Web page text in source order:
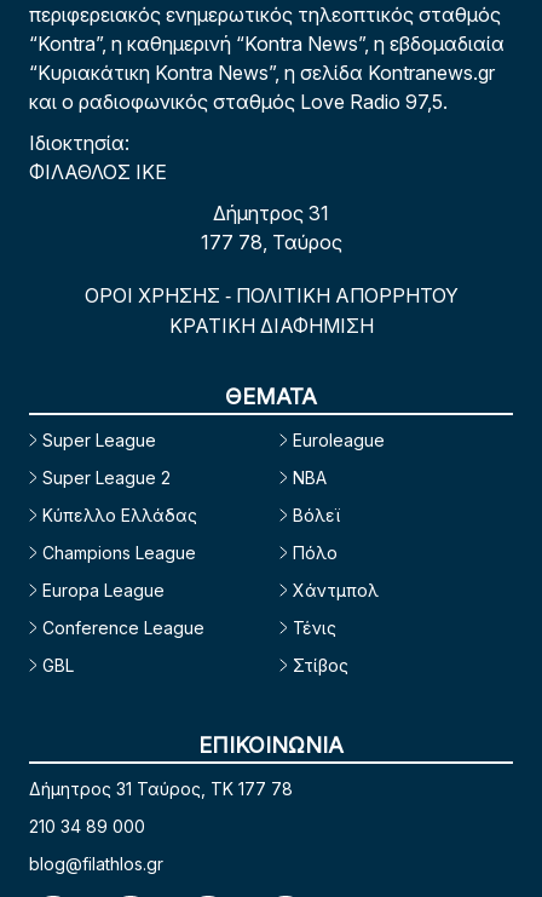
περιφερειακός ενημερωτικός τηλεοπτικός σταθμός
“Kontra”, η καθημερινή “Kontra News”, η εβδομαδιαία
“Κυριακάτικη Kontra News”, η σελίδα Kontranews.gr
και ο ραδιοφωνικός σταθμός Love Radio 97,5.
Ιδιοκτησία:
ΦΙΛΑΘΛΟΣ ΙΚΕ
Δήμητρος 31
177 78, Ταύρος
ΟΡΟΙ ΧΡΗΣΗΣ - ΠΟΛΙΤΙΚΗ ΑΠΟΡΡΗΤΟΥ
ΚΡΑΤΙΚΗ ΔΙΑΦΗΜΙΣΗ
ΘΕΜΑΤΑ
Super League
Super League 2
Κύπελλο Ελλάδας
Champions League
Europa League
Conference League
GBL
Euroleague
NBA
Βόλεϊ
Πόλο
Χάντμπολ
Τένις
Στίβος
ΕΠΙΚΟΙΝΩΝΙΑ
Δήμητρος 31 Ταύρος, TK 177 78
210 34 89 000
blog@filathlos.gr